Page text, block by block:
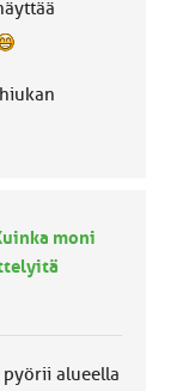
moni
alueella